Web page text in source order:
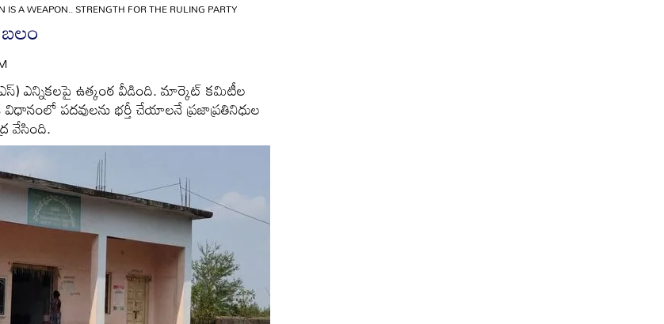
IS A WEAPON.. STRENGTH FOR THE RULING PARTY
ఎన్నికలపై ఉత్కంఠ వీడింది. మార్కెట్‌ కమిటీల
పదవులను భర్తీ చేయాలనే ప్రజాప్రతినిధుల
వేసింది.